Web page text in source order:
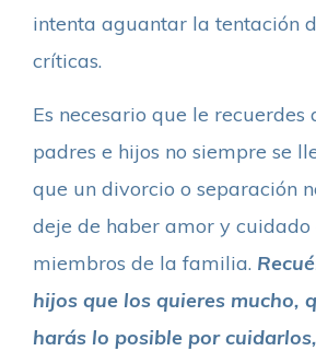
intenta aguantar la tentación
críticas.
Es necesario que le recuerdes
padres e hijos no siempre se
que un divorcio o separación
deje de haber amor y cuidado
miembros de la familia.
hijos que los quieres mucho,
harás lo posible por